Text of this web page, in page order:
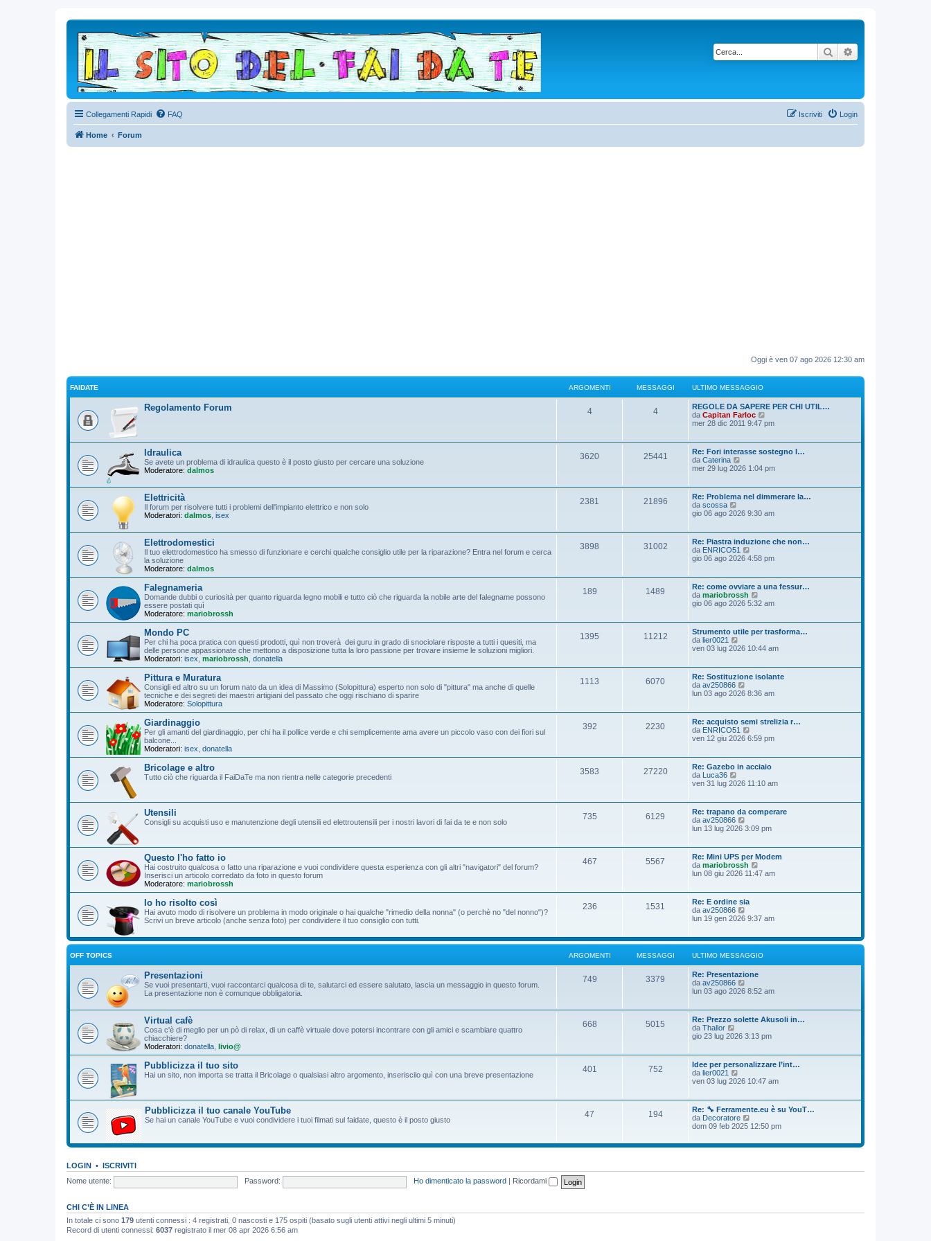
Cerca
Collegamenti Rapidi FAQ Login
Iscriviti
Home Forum
Oggi è ven 07 ago 2026 12:30 am
FAIDATE ARGOMENTI MESSAGGI ULTIMO MESSAGGIO
Regolamento Forum 4 4
REGOLE DA SAPERE PER CHI UTIL…
da Capitan Farloc
e
l
i
o
m
s
a
g
g
i
o
mer 28 dic 2011 9:47 pm
Idraulica
Se avete un problema di idraulica questo è il posto giusto per cercare una soluzione
Moderatore: dalmos
3620 25441
Re: Fori interasse sostegno l…
da Caterina
e
l
t
i
o
m
e
s
a
g
g
i
o
mer 29 lug 2026 1:04 pm
Elettricità
Il forum per risolvere tutti i problemi dell'impianto elettrico e non solo
Moderatori: dalmos isex
2381 21896
Re: Problema nel dimmerare la…
da scossa
e
l
t
i
o
m
e
s
a
g
g
i
o
gio 06 ago 2026 9:30 am
Elettrodomestici
Il tuo elettrodomestico ha smesso di funzionare e cerchi qualche consiglio utile per la riparazione? Entra nel forum e cerca
la soluzione
Moderatore: dalmos
3898 31002
Re: Piastra induzione che non…
da ENRICO51
e
l
t
i
o
m
s
a
g
g
i
o
gio 06 ago 2026 4:58 pm
Falegnameria
Domande dubbi o curiosità per quanto riguarda legno mobili e tutto ciò che riguarda la nobile arte del falegname possono
essere postati quì
Moderatore: mariobrossh
189 1489
Re: come ovviare a una fessur…
da mariobrossh
e
l
t
i
o
m
s
a
g
g
i
o
gio 06 ago 2026 5:32 am
Mondo PC
Per chi ha poca pratica con questi prodotti, quì non troverà dei guru in grado di snociolare risposte a tutti i quesiti, ma
delle persone appassionate che mettono a disposizione tutta la loro passione per trovare insieme le soluzioni migliori.
Moderatori: isex mariobrossh donatella
1395 11212
Strumento utile per trasforma…
da lier0021
e
u
l
t
i
o
m
e
s
a
g
g
i
o
ven 03 lug 2026 10:44 am
Pittura e Muratura
Consigli ed altro su un forum nato da un idea di Massimo (Solopittura) esperto non solo di "pittura" ma anche di quelle
tecniche e dei segreti dei maestri artigiani del passato che oggi rischiano di sparire
Moderatore: Solopittura
1113 6070
Re: Sostituzione isolante
da av250866
e
l
t
o
m
s
a
g
g
i
o
lun 03 ago 2026 8:36 am
Giardinaggio
Per gli amanti del giardinaggio, per chi ha il pollice verde e chi semplicemente ama avere un piccolo vaso con dei fiori sul
balcone...
Moderatori: isex donatella
392 2230
Re: acquisto semi strelizia r…
da ENRICO51
e
l
t
i
o
m
s
a
g
g
i
o
ven 12 giu 2026 6:59 pm
Bricolage e altro
Tutto ciò che riguarda il FaiDaTe ma non rientra nelle categorie precedenti
3583 27220
Re: Gazebo in acciaio
da Luca36
e
u
l
t
i
o
m
e
s
a
g
g
i
o
ven 31 lug 2026 11:10 am
Utensili
Consigli su acquisti uso e manutenzione degli utensili ed elettroutensili per i nostri lavori di fai da te e non solo
735 6129
Re: trapano da comperare
da av250866
e
l
t
i
o
m
s
a
g
g
i
o
lun 13 lug 2026 3:09 pm
Questo l'ho fatto io
Hai costruito qualcosa o fatto una riparazione e vuoi condividere questa esperienza con gli altri "navigatori" del forum?
Inserisci un articolo corredato da foto in questo forum
Moderatore: mariobrossh
467 5567
Re: Mini UPS per Modem
da mariobrossh
e
t
i
o
m
e
s
g
o
lun 08 giu 2026 11:47 am
Io ho risolto così
Hai avuto modo di risolvere un problema in modo originale o hai qualche "rimedio della nonna" (o perchè no "del nonno")?
Scrivi un breve articolo (anche senza foto) per condividere il tuo consiglio con tutti.
236 1531
Re: E ordine sia
da av250866
e
u
t
i
m
m
s
s
g
o
lun 19 gen 2026 9:37 am
OFF TOPICS ARGOMENTI MESSAGGI ULTIMO MESSAGGIO
Presentazioni
Se vuoi presentarti, vuoi raccontarci qualcosa di te, salutarci ed essere salutato, lascia un messaggio in questo forum.
La presentazione non è comunque obbligatoria.
749 3379
Re: Presentazione
da av250866
e
l
t
i
o
m
s
a
g
g
i
o
lun 03 ago 2026 8:52 am
Virtual cafè
Cosa c'è di meglio per un pò di relax, di un caffè virtuale dove potersi incontrare con gli amici e scambiare quattro
chiacchiere?
Moderatori: donatella livio@
668 5015
Re: Prezzo solette Akusoli in…
da Thallor
e
l
t
i
o
m
e
s
a
gio 23 lug 2026 3:13 pm
Pubblicizza il tuo sito
Hai un sito, non importa se tratta il Bricolage o qualsiasi altro argomento, inseriscilo quì con una breve presentazione
401 752
Idee per personalizzare l’int…
da lier0021
e
l
t
i
o
s
i
ven 03 lug 2026 10:47 am
Pubblicizza il tuo canale YouTube
Se hai un canale YouTube e vuoi condividere i tuoi filmati sul faidate, questo è il posto giusto
47 194
Re: 🔧 Ferramente.eu è su YouT…
da Decoratore
e
i
u
dom 09 feb 2025 12:50 pm
LOGIN • ISCRIVITI
Nome utente:
Password: Ho dimenticato la password Ricordami
CHI C’È IN LINEA
In totale ci sono 179 utenti connessi : 4 registrati, 0 nascosti e 175 ospiti (basato sugli utenti attivi negli ultimi 5 minuti)
Record di utenti connessi: 6037 registrato il mer 08 apr 2026 6:56 am